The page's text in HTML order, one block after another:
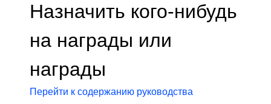
Назначить кого-нибудь
на награды или
награды
Перейти к содержанию руководства